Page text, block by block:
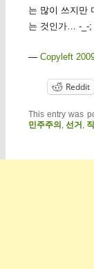
는 많이 쓰지만
는 것인가… -_-;
— Copyleft
Reddit
This entry was
민주주의 , 선거 ,